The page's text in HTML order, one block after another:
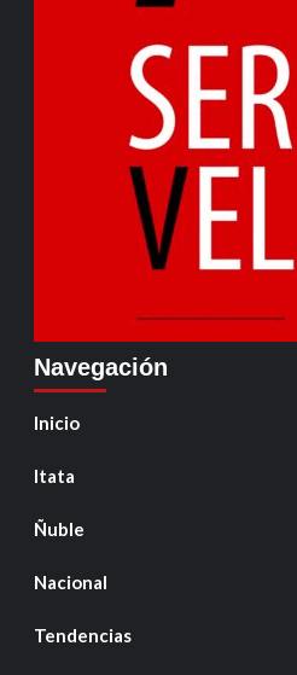
Navegación
Inicio
Itata
Ñuble
Nacional
Tendencias